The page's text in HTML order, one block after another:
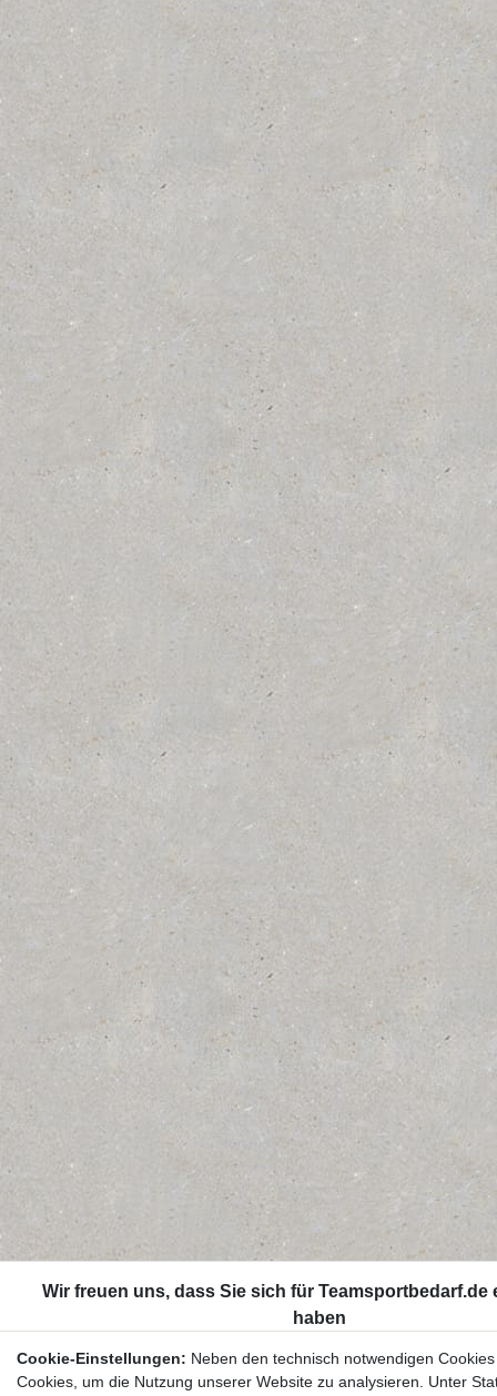
Cookie-Einstellungen: Neben den technisch notwendigen
Cookies, um die Nutzung unserer Website zu analysieren. Unter